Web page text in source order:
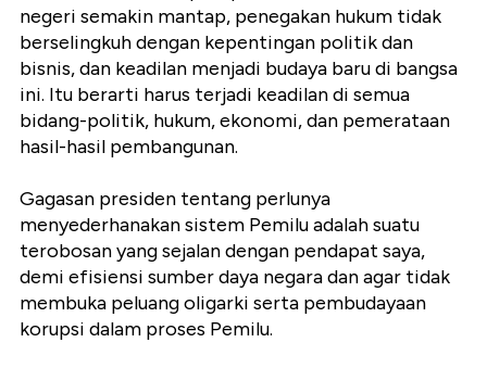
negeri semakin mantap, penegakan hukum tidak
berselingkuh dengan kepentingan politik dan
bisnis, dan keadilan menjadi budaya baru di bangsa
ini. Itu berarti harus terjadi keadilan di semua
bidang-politik, hukum, ekonomi, dan pemerataan
hasil-hasil pembangunan.
Gagasan presiden tentang perlunya
menyederhanakan sistem Pemilu adalah suatu
terobosan yang sejalan dengan pendapat saya,
demi efisiensi sumber daya negara dan agar tidak
membuka peluang oligarki serta pembudayaan
korupsi dalam proses Pemilu.